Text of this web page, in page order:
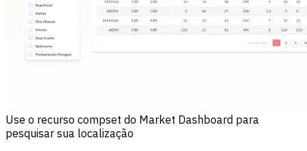
Use o recurso compset do Market Dashboard para
pesquisar sua localização